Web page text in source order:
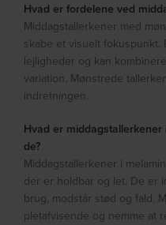
Hvad er fordelene ved
Middagstallerkener med
skabe et visuelt
lejligheder og kan
variation. Mønstrede
indretningen.
Hvad er
de?
Middagstallerkener i
der er holdbar og let. De er
brug, modstår stød og fald.
pletafvisende og nemme at